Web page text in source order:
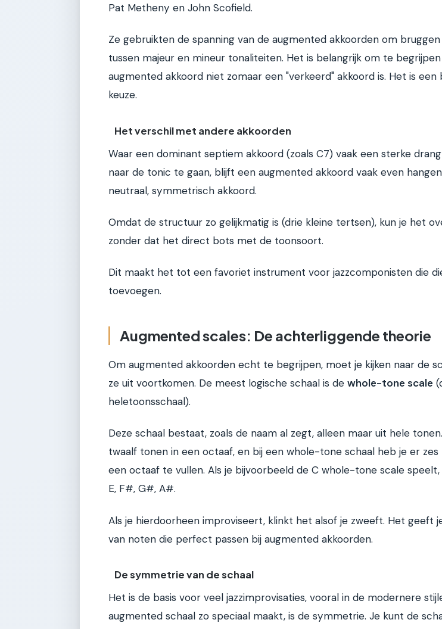
Pat Metheny en John Scofield.
Ze gebruikten de spanning van de augmented akkoorden om
tussen majeur en mineur tonaliteiten. Het is belangrijk om te
augmented akkoord niet zomaar een "verkeerd" akkoord is. Het is een
keuze.
Het verschil met andere akkoorden
Waar een dominant septiem akkoord (zoals C7) vaak een sterke
naar de tonic te gaan, blijft een augmented akkoord vaak even
neutraal, symmetrisch akkoord.
Omdat de structuur zo gelijkmatig is (drie kleine tertsen), kun je het
zonder dat het direct bots met de toonsoort.
Dit maakt het tot een favoriet instrument voor jazzcomponisten die
toevoegen.
Augmented scales: De achterliggende theorie
Om augmented akkoorden echt te begrijpen, moet je kijken naar de
ze uit voortkomen. De meest logische schaal is de whole-tone scale
heletoonsschaal).
Deze schaal bestaat, zoals de naam al zegt, alleen maar uit hele
twaalf tonen in een octaaf, en bij een whole-tone schaal heb je er zes
een octaaf te vullen. Als je bijvoorbeeld de C whole-tone scale speelt,
E, F#, G#, A#.
Als je hierdoorheen improviseert, klinkt het alsof je zweeft. Het geeft
van noten die perfect passen bij augmented akkoorden.
De symmetrie van de schaal
Het is de basis voor veel jazzimprovisaties, vooral in de modernere
augmented schaal zo speciaal maakt, is de symmetrie. Je kunt de